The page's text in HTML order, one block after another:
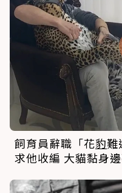
飼育員辭職「花豹難
求他收編 大貓黏身邊